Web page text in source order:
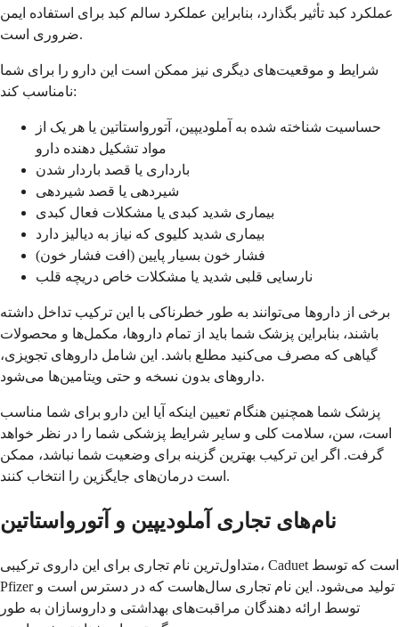
عملکرد کبد تأثیر بگذارد، بنابراین عملکرد سالم کبد برای استفاده ایمن
ضروری است.
شرایط و موقعیت‌های دیگری نیز ممکن است این دارو را برای شما
نامناسب کند:
حساسیت شناخته شده به آملودیپین، آتورواستاتین یا هر یک از
مواد تشکیل دهنده دارو
بارداری یا قصد باردار شدن
شیردهی یا قصد شیردهی
بیماری شدید کبدی یا مشکلات فعال کبدی
بیماری شدید کلیوی که نیاز به دیالیز دارد
فشار خون بسیار پایین (افت فشار خون)
نارسایی قلبی شدید یا مشکلات خاص دریچه قلب
برخی از داروها می‌توانند به طور خطرناکی با این ترکیب تداخل داشته
باشند، بنابراین پزشک شما باید از تمام داروها، مکمل‌ها و محصولات
گیاهی که مصرف می‌کنید مطلع باشد. این شامل داروهای تجویزی،
داروهای بدون نسخه و حتی ویتامین‌ها می‌شود.
پزشک شما همچنین هنگام تعیین اینکه آیا این دارو برای شما مناسب
است، سن، سلامت کلی و سایر شرایط پزشکی شما را در نظر خواهد
گرفت. اگر این ترکیب بهترین گزینه برای وضعیت شما نباشد، ممکن
است درمان‌های جایگزین را انتخاب کنند.
نام‌های تجاری آملودیپین و آتورواستاتین
متداول‌ترین نام تجاری برای این داروی ترکیبی، Caduet است که توسط
Pfizer تولید می‌شود. این نام تجاری سال‌هاست که در دسترس است و
توسط ارائه دهندگان مراقبت‌های بهداشتی و داروسازان به طور